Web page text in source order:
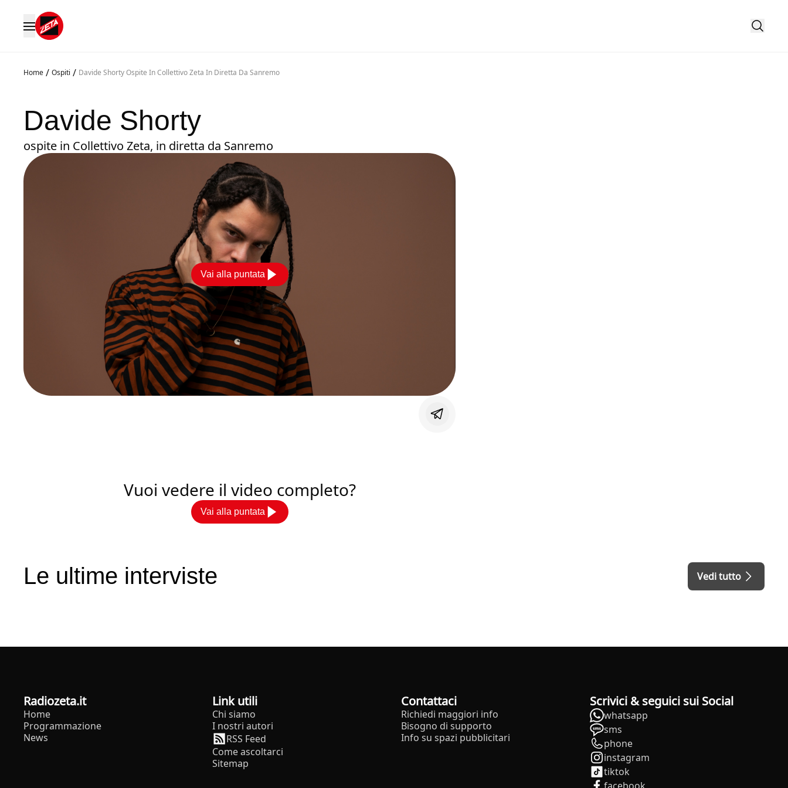
Home / Ospiti / Davide Shorty Ospite In Collettivo Zeta In Diretta Da Sanremo
Davide Shorty
ospite in Collettivo Zeta, in diretta da Sanremo
Vai alla puntata
Vuoi vedere il video completo?
Vai alla puntata
Le ultime interviste Vedi tutto
radiozeta.it
Home
Programmazione
News
Link utili
Chi siamo
I nostri autori
RSS Feed
Come ascoltarci
Sitemap
Contattaci
Richiedi maggiori info
Bisogno di supporto
Info su spazi pubblicitari
Scrivici & seguici sui Social
whatsapp
sms
phone
instagram
tiktok